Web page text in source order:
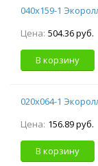
040х159-1
Цена: 504.36 руб.
В корзину
020х064-1
Цена: 156.89 руб.
В корзину